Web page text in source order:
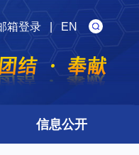
箱登录 |EN
信息公开